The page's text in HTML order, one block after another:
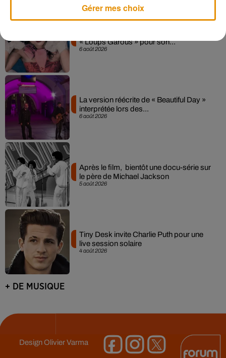
6 août 2026
« Loups Garous » pour son...
6 août 2026
La version réécrite de « Beautiful Day »
interprétée lors des...
5 août 2026
Après le film, bientôt une docu-série sur
le père de Michael Jackson
4 août 2026
Tiny Desk invite Charlie Puth pour une
live session solaire
+ DE MUSIQUE
DesignOlivier Varma
Gérer mes choix